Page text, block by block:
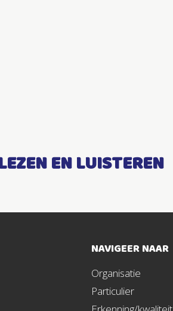
EN LUISTEREN
NAVIGEER NAAR
Organisatie
Particulier